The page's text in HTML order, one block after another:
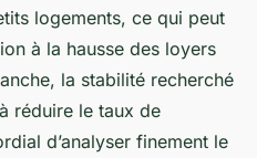
logements, ce qui peut
à la hausse des loyers
la stabilité recherché
réduire le taux de
d’analyser finement le